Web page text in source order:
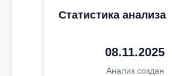
Статистика анализа
08.11.2025
Анализ создан